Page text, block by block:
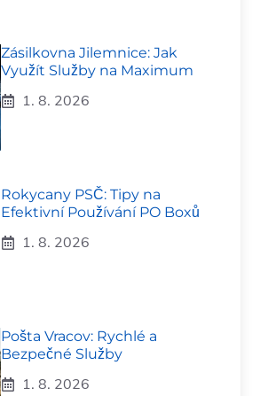
Zásilkovna Jilemnice: Jak
Využít Služby na Maximum
1. 8. 2026
Rokycany PSČ: Tipy na
Efektivní Používání PO Boxů
1. 8. 2026
Pošta Vracov: Rychlé a
Bezpečné Služby
1. 8. 2026